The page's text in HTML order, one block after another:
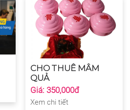
CHO THUÊ MÂM
QUẢ
Giá: 350,000đ
Xem chi tiết